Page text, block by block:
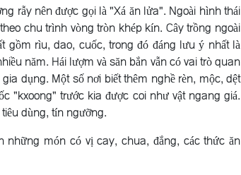
rẫy nên được gọi là "Xá ăn lửa". Ngoài hình thái
chu trình vòng tròn khép kín. Cây trồng ngoài
gồm rìu, dao, cuốc, trong đó đáng lưu ý nhất là
năm. Hái lượm và săn bắn vẫn có vai trò quan
dụng. Một số nơi biết thêm nghề rèn, mộc, dệt
"kxoong" trước kia được coi như vật ngang giá.
dùng, tín ngưỡng.
những món có vị cay, chua, đắng, các thức ăn